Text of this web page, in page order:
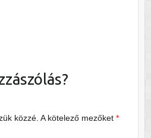
közzé. A kötelező mezőket *